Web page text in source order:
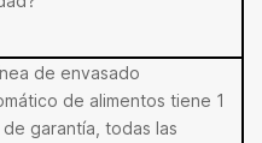
de envasado
de alimentos tiene 1
de garantía, todas las